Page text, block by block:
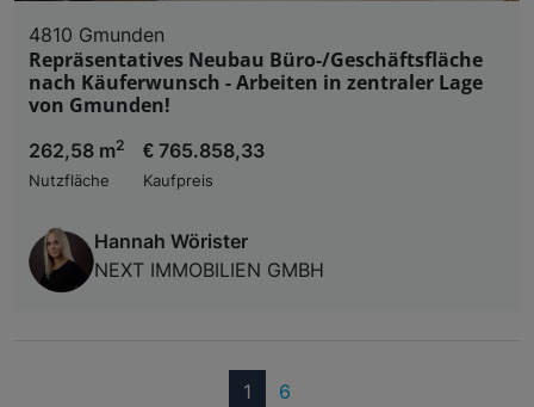
4810 Gmunden
Repräsentatives Neubau Büro-/Geschäftsfläche
nach Käuferwunsch - Arbeiten in zentraler Lage
von Gmunden!
262,58 m2
Nutzfläche
€ 765.858,33
Kaufpreis
Hannah Wörister
NEXT IMMOBILIEN GMBH
1 (current)
6